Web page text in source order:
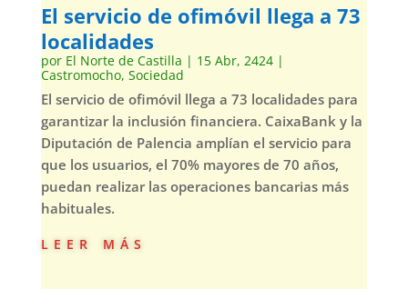
El servicio de ofimóvil llega a 73
localidades
por El Norte de Castilla | 15 Abr, 2424|
Castromocho, Sociedad
El servicio de ofimóvil llega a 73 localidades para
garantizar la inclusión financiera. CaixaBank y la
Diputación de Palencia amplían el servicio para
que los usuarios, el 70% mayores de 70 años,
puedan realizar las operaciones bancarias más
habituales.
leer más